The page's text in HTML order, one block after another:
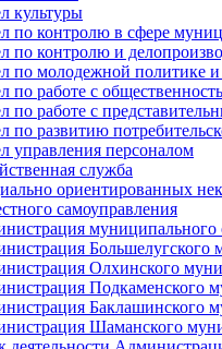
культуры
по контролю в сфере
по контролю и
по молодежной политике и
по работе с
по работе с
по развитию
управления персоналом
служба
ориентированных
самоуправления
муниципального
Большелугского
Олхинского
Подкаменского
Баклашинского
Шаманского